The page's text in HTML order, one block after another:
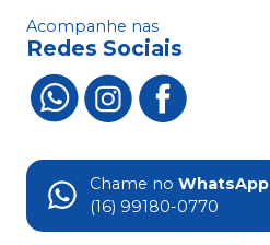
Acompanhe nas
Redes Sociais
Chame no WhatsApp
(16) 99180-0770